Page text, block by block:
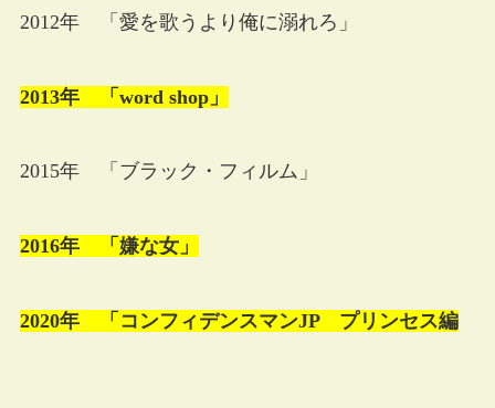
2012年 「愛を歌うより俺に溺れろ」
2013年 「word shop」
2015年 「ブラック・フィルム」
2016年 「嫌な女」
2020年 「コンフィデンスマンJP プリンセス編